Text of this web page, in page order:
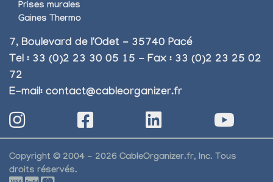
Prises murales
Gaines Thermo
7, Boulevard de l'Odet - 35740 Pacé
Tel : 33 (0)2 23 30 05 15 - Fax : 33 (0)2 23 25 02
72
E-mail: contact@cableorganizer.fr
Copyright © 2004 - 2026 CableOrganizer.fr, Inc. Tous
droits réservés.